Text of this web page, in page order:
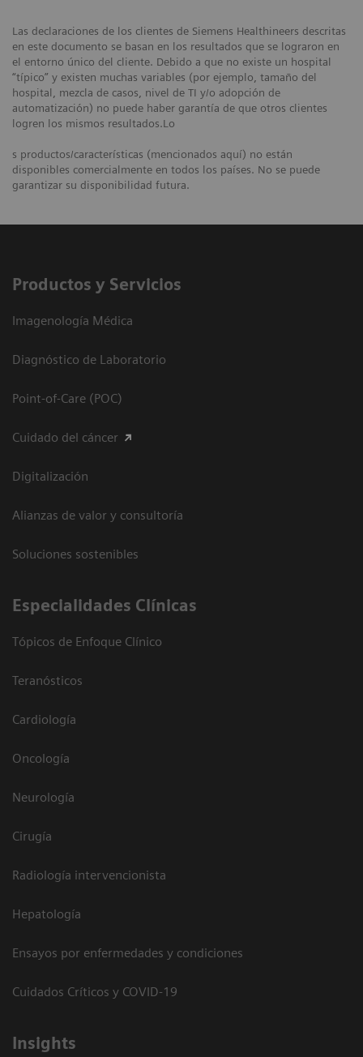
Las declaraciones de los clientes de Siemens Healthineers descritas
en este documento se basan en los resultados que se lograron en
el entorno único del cliente. Debido a que no existe un hospital
“típico” y existen muchas variables (por ejemplo, tamaño del
hospital, mezcla de casos, nivel de TI y/o adopción de
automatización) no puede haber garantía de que otros clientes
logren los mismos resultados.Lo
s productos/características (mencionados aquí) no están
disponibles comercialmente en todos los países. No se puede
garantizar su disponibilidad futura.
Productos y Servicios
Imagenología Médica
Diagnóstico de Laboratorio
Point-of-Care (POC)
Cuidado del cáncer
Digitalización
Alianzas de valor y consultoría
Soluciones sostenibles
Especialidades Clínicas
Tópicos de Enfoque Clínico
Teranósticos
Cardiología
Oncología
Neurología
Cirugía
Radiología intervencionista
Hepatología
Ensayos por enfermedades y condiciones
Cuidados Críticos y COVID-19
Insights